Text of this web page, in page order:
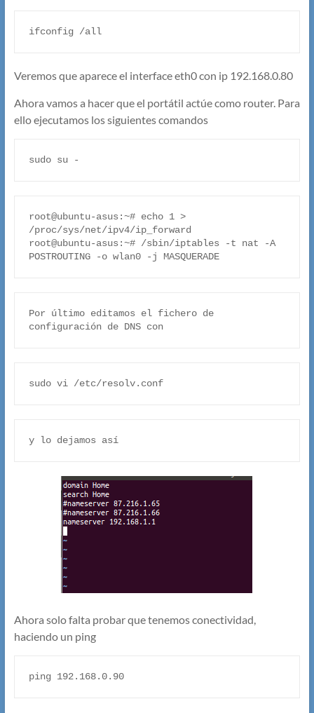
ifconfig /all
Veremos que aparece el interface eth0 con ip 192.168.0.80
Ahora vamos a hacer que el portátil actúe como router. Para
ello ejecutamos los siguientes comandos
sudo su -
root@ubuntu-asus:~# echo 1 >
/proc/sys/net/ipv4/ip_forward
root@ubuntu-asus:~# /sbin/iptables -t nat -A
POSTROUTING -o wlan0 -j MASQUERADE
Por último editamos el fichero de
configuración de DNS con
sudo vi /etc/resolv.conf
y lo dejamos así
Ahora solo falta probar que tenemos conectividad,
haciendo un ping
ping 192.168.0.90